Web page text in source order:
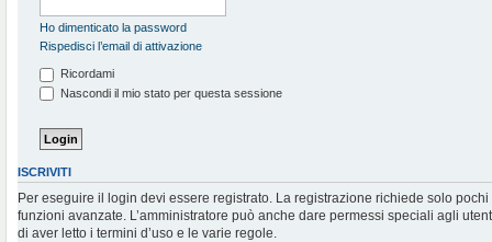
Ho dimenticato la password
Rispedisci l’email di attivazione
Ricordami
Nascondi il mio stato per questa sessione
ISCRIVITI
Per eseguire il login devi essere registrato. La registrazione richiede solo
funzioni avanzate. L’amministratore può anche dare permessi speciali agli
di aver letto i termini d’uso e le varie regole.